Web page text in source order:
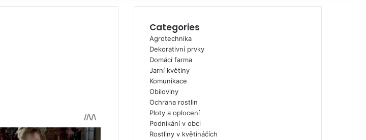
Categories
Agrotechnika
Dekorativní prvky
Domácí farma
Jarní květiny
Komunikace
Obiloviny
Ochrana rostlin
Ploty a oplocení
Podnikání v obci
Rostliny v květináčích